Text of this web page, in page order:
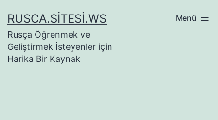
geçRUSCA.SITESI.WS
Rusça Öğrenmek ve
Geliştirmek İsteyenler için
Harika Bir Kaynak
Menü